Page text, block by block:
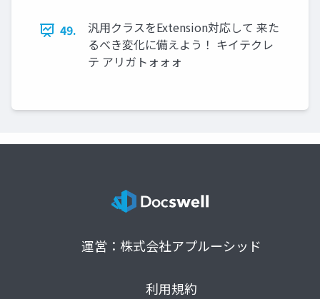
49.
汎用クラスをExtension対応して 来た
るべき変化に備えよう！ キイテクレ
テ アリガトォォォ
運営：株式会社アプルーシッド
利用規約